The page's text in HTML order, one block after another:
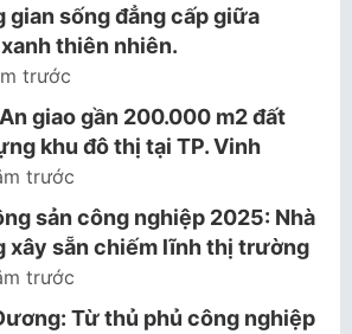
gian sống đẳng cấp giữa
thiên nhiên.
trước
giao gần 200.000 m2 đất
khu đô thị tại TP. Vinh
trước
sản công nghiệp 2025: Nhà
xây sẵn chiếm lĩnh thị trường
trước
Từ thủ phủ công nghiệp